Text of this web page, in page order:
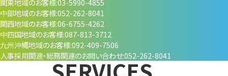
関東地域のお客様03-5990-4855
中部地域のお客様052-262-8041
関西地域のお客様06-6755-4262
中四国地域のお客様087-813-3712
九州沖縄地域のお客様092-409-7506
人事採用関連・総務関連のお問い合わせ052-262-8041